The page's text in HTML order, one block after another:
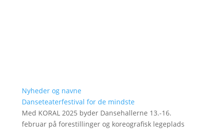
Nyheder og navne
Danseteaterfestival for de mindste
Med KORAL 2025 byder Dansehallerne 13.-16.
februar på forestillinger og koreografisk legeplads